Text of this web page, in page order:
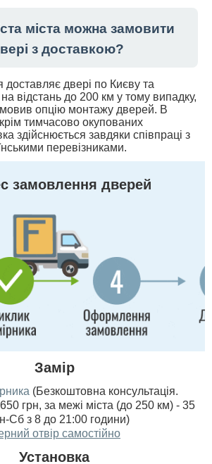
міста можна замовити
з доставкою?
двері по Києву та
на відстань до 200 км у тому випадку,
опцію монтажу дверей. В
тимчасово окупованих
здійснюється завдяки співпраці з
перевізниками.
замовлення дверей
Замір
(Безкоштовна консультація.
грн, за межі міста (до 250 км) - 35
Сб з 8 до 21:00 години)
отвір самостійно
Установка